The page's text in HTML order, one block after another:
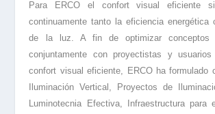
Para ERCO el confort visual eficiente
continuamente tanto la eficiencia energética
de la luz. A fin de optimizar conceptos
conjuntamente con proyectistas y
confort visual eficiente, ERCO ha formulado
Iluminación Vertical, Proyectos de
Luminotecnia Efectiva, Infraestructura para